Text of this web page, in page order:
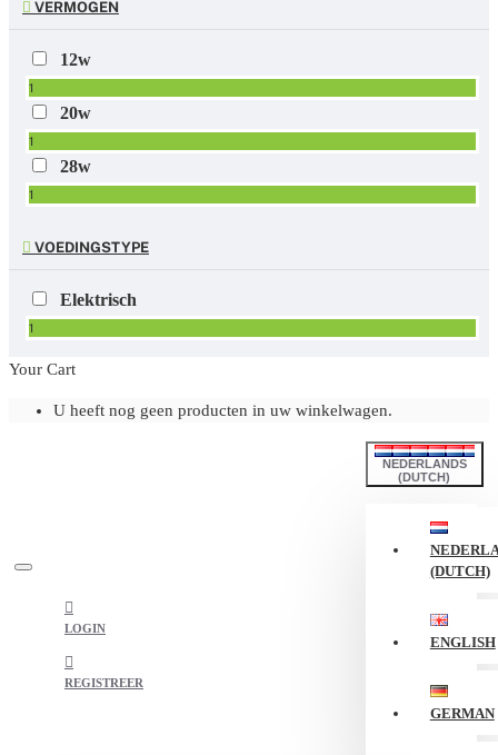
VERMOGEN
12w
1
20w
1
28w
1
VOEDINGSTYPE
Elektrisch
1
Your Cart
U heeft nog geen producten in uw winkelwagen.
LOGIN
REGISTREER
NEDERLANDS
(DUTCH)
(DUTCH)
ENGLISH
GERMAN